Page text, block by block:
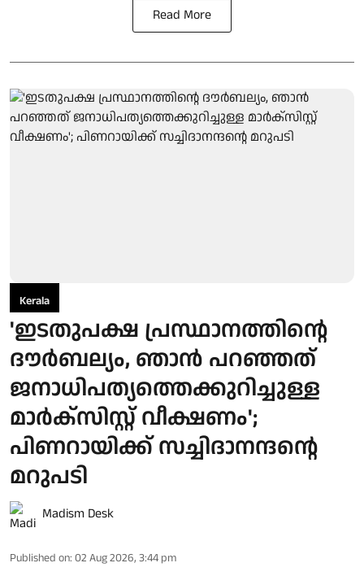
Read More
Kerala
'ഇടതുപക്ഷ പ്രസ്ഥാനത്തിന്റെ
ദൗര്‍ബല്യം, ഞാന്‍ പറഞ്ഞത്
ജനാധിപത്യത്തെക്കുറിച്ചുള്ള
മാര്‍ക്‌സിസ്റ്റ് വീക്ഷണം';
പിണറായിക്ക് സച്ചിദാനന്ദന്റെ
മറുപടി
Madism Desk
Published on: 02 Aug 2026, 3:44 pm